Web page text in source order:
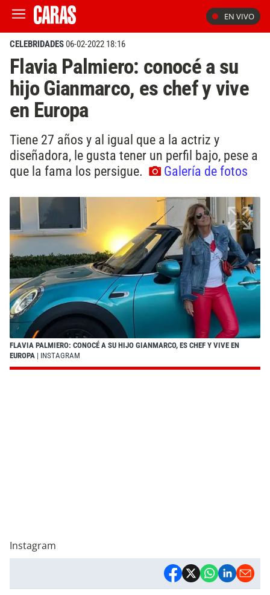
EN VIVO
CELEBRIDADES06-02-2022 18:16
Flavia Palmiero: conocé a su
hijo Gianmarco, es chef y vive
en Europa
Tiene 27 años y al igual que a la actriz y
diseñadora, le gusta tener un perfil bajo, pese a
que la fama los persigue.
Galería de fotos
FLAVIA PALMIERO: CONOCÉ A SU HIJO GIANMARCO, ES CHEF Y VIVE EN
EUROPA | INSTAGRAM
Instagram